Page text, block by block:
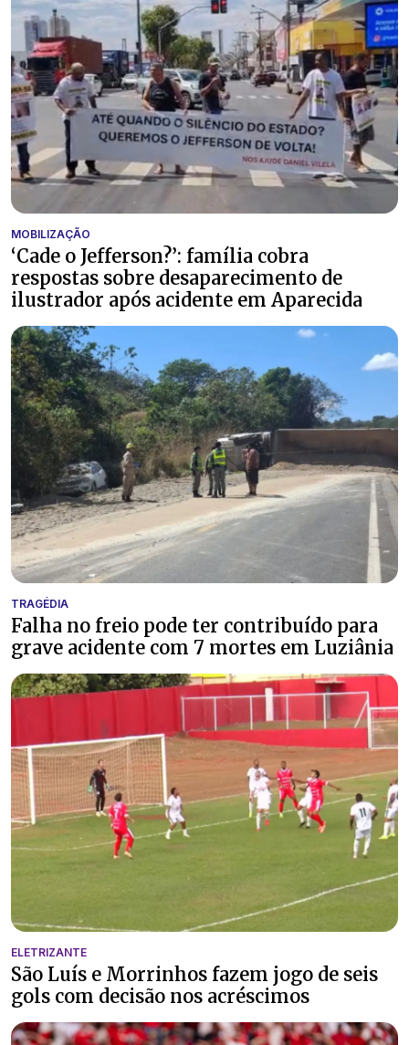
MOBILIZAÇÃO
‘Cade o Jefferson?’: família cobra
respostas sobre desaparecimento de
ilustrador após acidente em Aparecida
TRAGÉDIA
Falha no freio pode ter contribuído para
grave acidente com 7 mortes em Luziânia
ELETRIZANTE
São Luís e Morrinhos fazem jogo de seis
gols com decisão nos acréscimos